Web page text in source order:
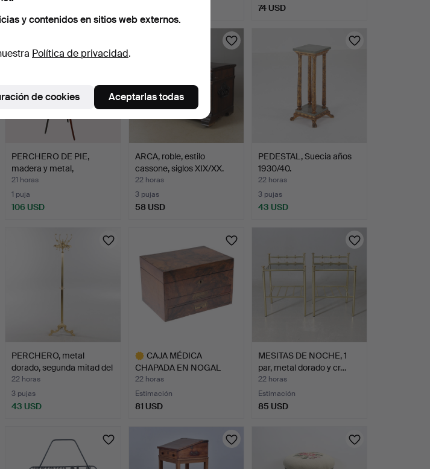
74 USD
PERCHERO DE PIE,
madera y metal,
"Samurai"…
21 horas
1 puja
106 USD
ARCA, roble, estilo
cassone, siglos XIX/XX.
22 horas
3 pujas
58 USD
PEDESTAL, Suecia años
1930/40.
22 horas
3 pujas
43 USD
PERCHERO, metal
dorado, segunda mitad del
…
22 horas
3 pujas
43 USD
CAJA MÉDICA
CHAPADA EN NOGAL
DEL SIGLO XIX.
22 horas
Estimación
81 USD
MESITAS DE NOCHE, 1
par, metal dorado y cr…
22 horas
Estimación
85 USD
y contenidos en sitios web externos.
Política de privacidad.
de cookies Aceptarlas todas